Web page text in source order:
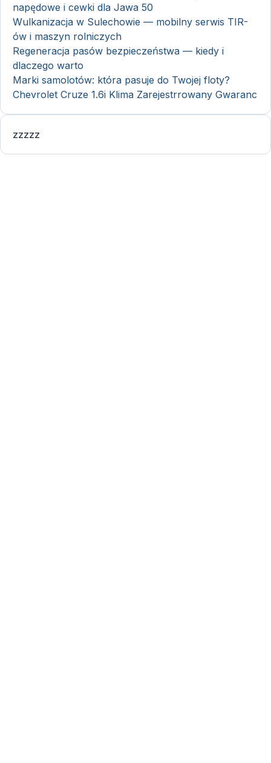
napędowe i cewki dla Jawa 50
Wulkanizacja w Sulechowie — mobilny serwis TIR-
ów i maszyn rolniczych
Regeneracja pasów bezpieczeństwa — kiedy i
dlaczego warto
Marki samolotów: która pasuje do Twojej floty?
Chevrolet Cruze 1.6i Klima Zarejestrrowany Gwaranc
zzzzz